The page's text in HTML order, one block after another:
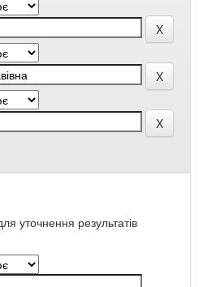
уточнення результатів